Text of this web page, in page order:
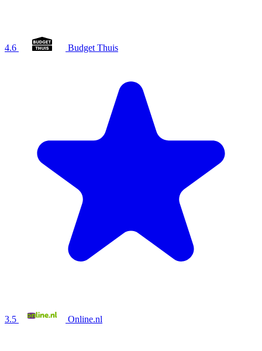
4.6 Budget Thuis
3.5 Online.nl